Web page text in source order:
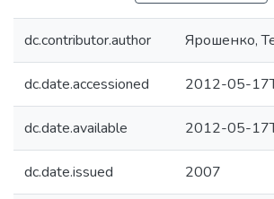
dc.contributor.author Ярошенко,
dc.date.accessioned 2012-05-
dc.date.available 2012-05-
dc.date.issued 2007